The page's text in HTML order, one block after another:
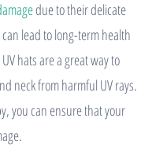
due to their delicate
lead to long-term health
hats are a great way to
neck from harmful UV rays.
you can ensure that your